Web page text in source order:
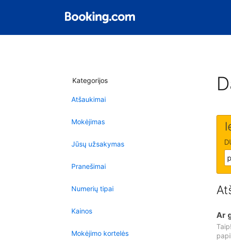
Kategorijos
Atšaukimai
Mokėjimas
Jūsų užsakymas
Pranešimai
Numerių tipai
Kainos
Mokėjimo kortelės
Ar